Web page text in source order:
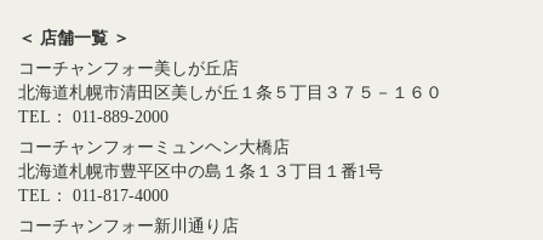
＜ 店舗一覧 ＞
コーチャンフォー美しが丘店
北海道札幌市清田区美しが丘１条５丁目３７５－１６０
TEL： 011-889-2000
コーチャンフォーミュンヘン大橋店
北海道札幌市豊平区中の島１条１３丁目１番1号
TEL： 011-817-4000
コーチャンフォー新川通り店